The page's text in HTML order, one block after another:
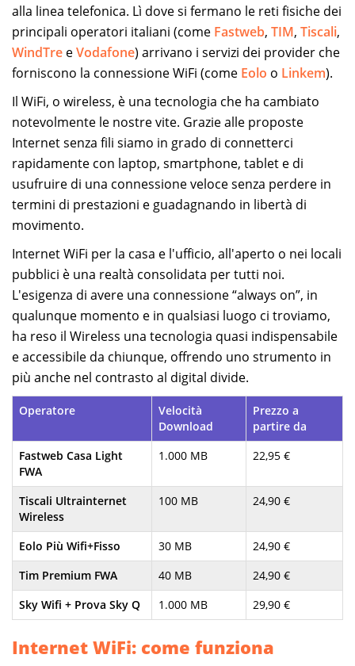
alla linea telefonica. Lì dove si fermano le reti fisiche dei
principali operatori italiani (come Fastweb, TIM, Tiscali,
WindTre eVodafone) arrivano i servizi dei provider che
forniscono la connessione WiFi (come Eolo o Linkem).
Il WiFi, o wireless, è una tecnologia che ha cambiato
notevolmente le nostre vite. Grazie alle proposte
Internet senza fili siamo in grado di connetterci
rapidamente con laptop, smartphone, tablet e di
usufruire di una connessione veloce senza perdere in
termini di prestazioni e guadagnando in libertà di
movimento.
Internet WiFi per la casa e l'ufficio, all'aperto o nei locali
pubblici è una realtà consolidata per tutti noi.
L'esigenza di avere una connessione “always on”, in
qualunque momento e in qualsiasi luogo ci troviamo,
ha reso il Wireless una tecnologia quasi indispensabile
e accessibile da chiunque, offrendo uno strumento in
più anche nel contrasto al digital divide.
Operatore
Velocità
Download
Prezzo a
partire da
Fastweb Casa Light
FWA
1.000 MB 22,95 €
Tiscali Ultrainternet
Wireless
100 MB 24,90 €
Eolo Più Wifi+Fisso 30 MB
24,90 €
Tim Premium FWA
40 MB
24,90 €
Sky Wifi + Prova Sky Q
1.000 MB 29,90 €
Internet WiFi: come funziona